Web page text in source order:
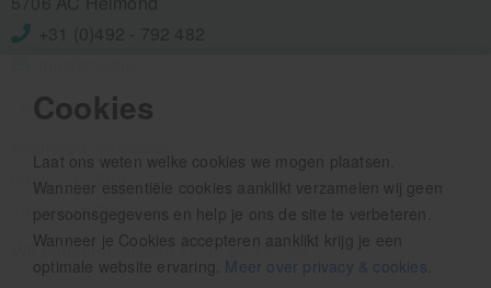
Cookies
Laat ons weten welke cookies we mogen plaatsen.
Wanneer essentiële cookies aanklikt verzamelen wij geen
persoonsgegevens en help je ons de site te verbeteren.
Wanneer je Cookies accepteren aanklikt krijg je een
optimale website ervaring. Meer over privacy & cookies
Openingstijden:
08.00 - 12.30u
13.00 - 16.00u
Wij pauzeren tussen 12.30 en 13.00u